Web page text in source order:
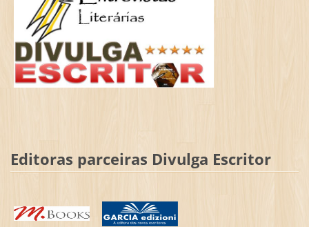
Editoras parceiras Divulga Escritor